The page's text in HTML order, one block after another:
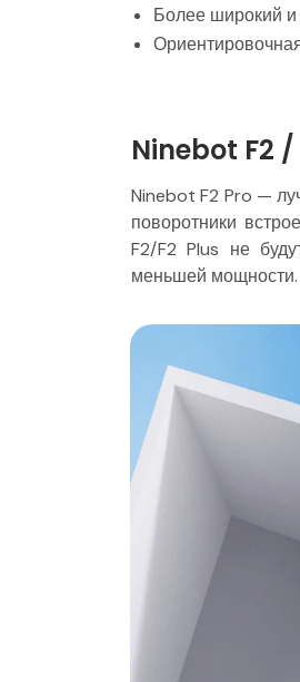
Более широкий
Ninebot F2 /
Ninebot F2 Pro —
поворотники
F2/F2 Plus не
меньшей мощности.